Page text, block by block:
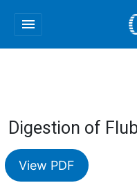
menu
Digestion of
View PDF